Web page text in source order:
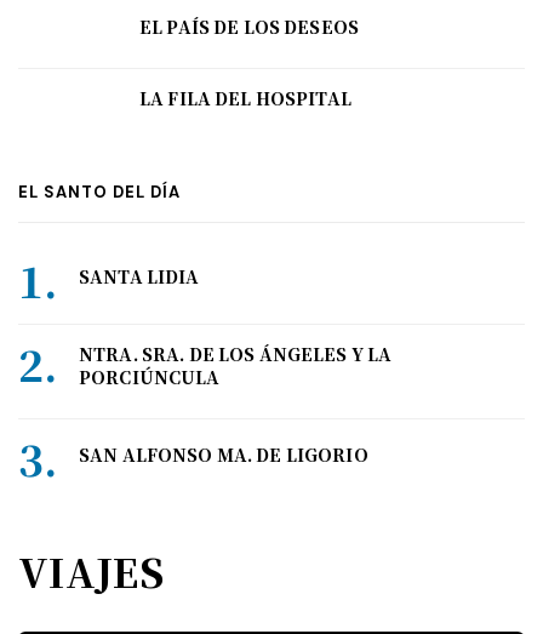
EL PAÍS DE LOS DESEOS
LA FILA DEL HOSPITAL
EL SANTO DEL DÍA
SANTA LIDIA
NTRA. SRA. DE LOS ÁNGELES Y LA
PORCIÚNCULA
SAN ALFONSO MA. DE LIGORIO
VIAJES